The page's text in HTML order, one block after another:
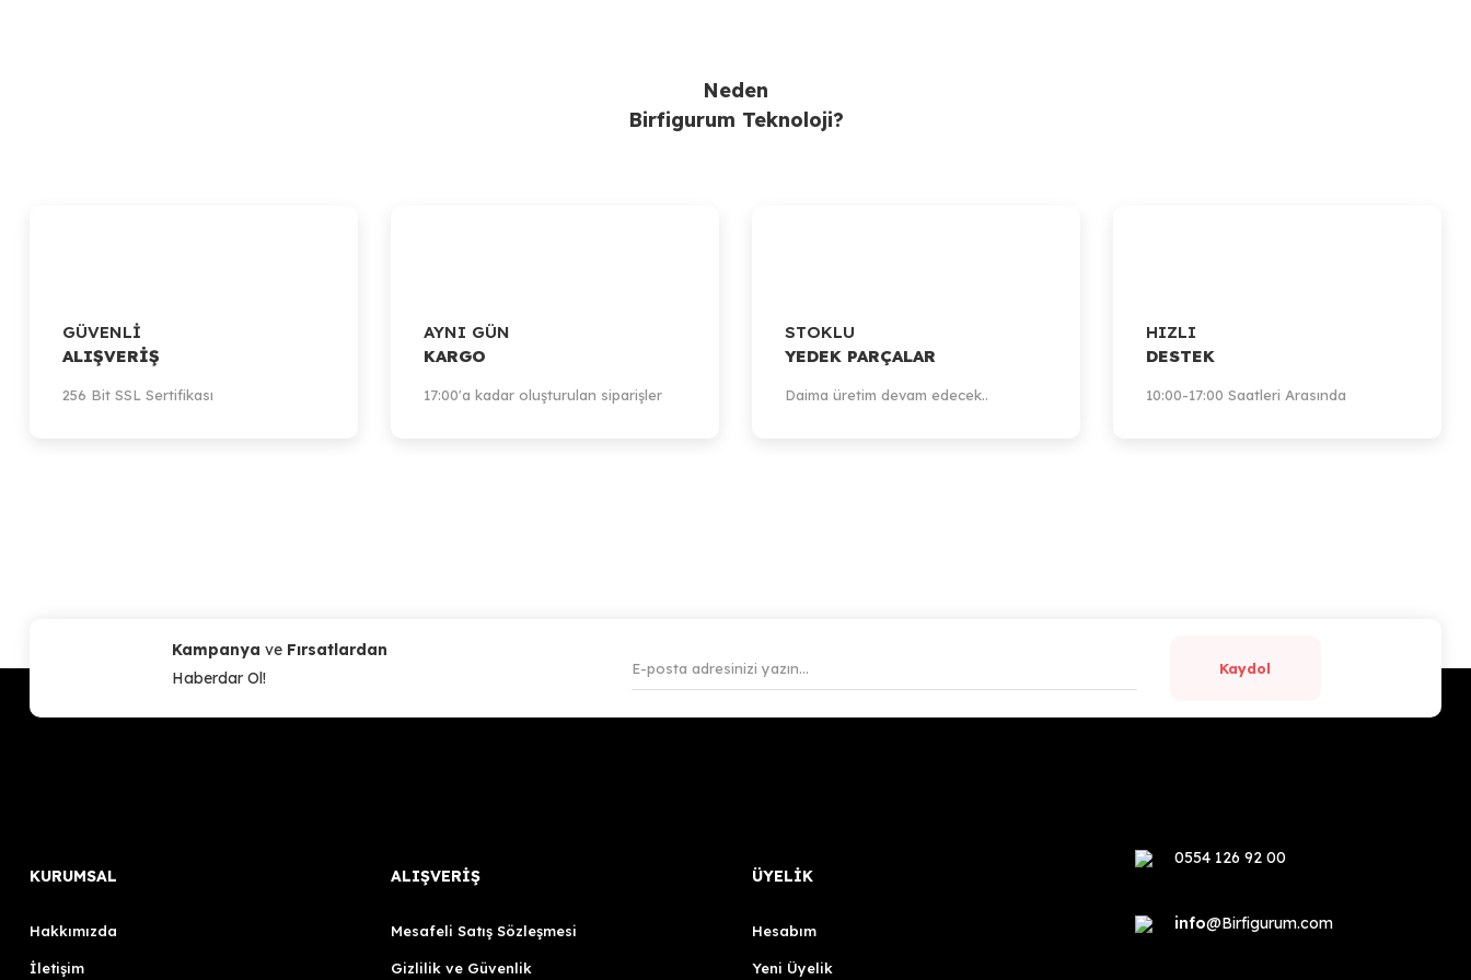
Neden
Birfigurum Teknoloji?
GÜVENLİ
ALIŞVERİŞ
256 Bit SSL Sertifikası
AYNI GÜN
KARGO
17:00'a kadar oluşturulan siparişler
STOKLU
YEDEK PARÇALAR
Daima üretim devam edecek..
HIZLI
DESTEK
10:00-17:00 Saatleri Arasında
Kampanya ve Fırsatlardan
Haberdar Ol!
Kaydol
KURUMSAL
Hakkımızda
İletişim
ALIŞVERİŞ
Mesafeli Satış Sözleşmesi
Gizlilik ve Güvenlik
ÜYELİK
Hesabım
Yeni Üyelik
0554 126 92 00
info@Birfigurum.com